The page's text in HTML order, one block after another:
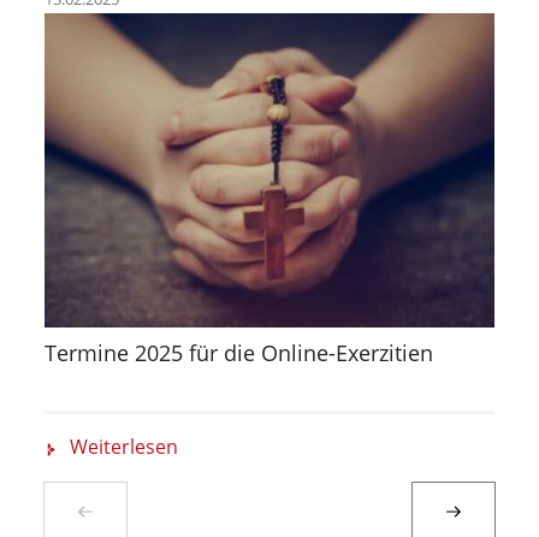
Termine 2025 für die Online-Exerzitien
Weiterlesen